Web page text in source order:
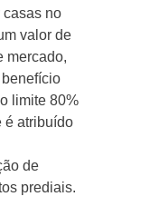
casas no
valor de
mercado,
limite 80%
é atribuído
de
prediais.